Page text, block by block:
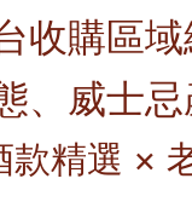
收購區
、威士
款精選 ×